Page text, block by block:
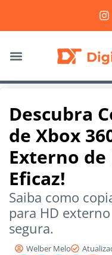
Descubra
de Xbox
Externo de
Eficaz!
Saiba como
para HD
segura.
Welber Melo